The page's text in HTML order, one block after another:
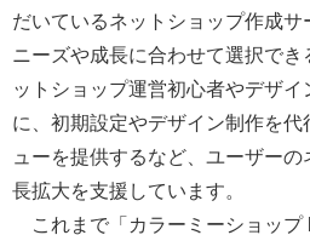
だいているネットショップ作成
ニーズや成長に合わせて選択で
ットショップ運営初心者やデザ
に、初期設定やデザイン制作を代
ューを提供するなど、ユーザー
長拡大を支援しています。
これまで「カラーミーショップ